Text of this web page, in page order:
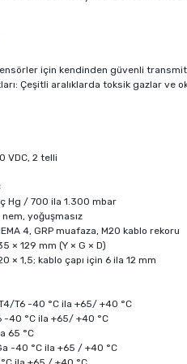
için kendinden güvenli
Çeşitli aralıklarda toksik gazlar ve
VDC, 2 telli
Hg / 700 ila 1.300 mbar
nem, yoğuşmasız
4, GRP muafaza, M20 kablo rekoru
× 129 mm (Y × G × D)
× 1,5; kablo çapı için 6 ila 12 mm
T4/T6 -40 °C ila +65/ +40 °C
-40 °C ila +65/ +40 °C
65 °C
-40 °C ila +65 / +40 °C